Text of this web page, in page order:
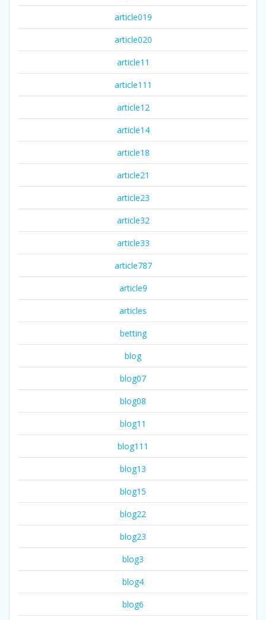
article019
article020
article11
article111
article12
article14
article18
article21
article23
article32
article33
article787
article9
articles
betting
blog
blog07
blog08
blog11
blog111
blog13
blog15
blog22
blog23
blog3
blog4
blog6